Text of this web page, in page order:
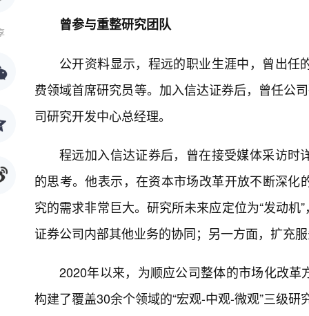
曾参与重整研究团队
公开资料显示，程远的职业生涯中，曾出
费领域首席研究员等。加入信达证券后，曾任公
司研究开发中心总经理。
程远加入信达证券后，曾在接受媒体采访
的思考。他表示，在资本市场改革开放不断深
究的需求非常巨大。研究所未来应定位为“发动
证券公司内部其他业务的协同；另一方面，扩充
2020年以来，为顺应公司整体的市场化改
构建了覆盖30余个领域的“宏观-中观-微观”三级